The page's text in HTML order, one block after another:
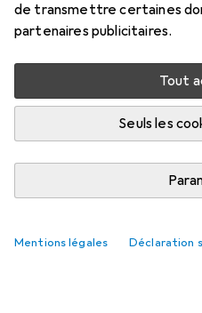
de transmettre certaines
partenaires publicitaires.
Tout
Seuls les
Mentions légales Déclaration
Liste des produits
REMISE QUANTITATIVE
EUR
12,16
DelockHDMI (Typ A) —